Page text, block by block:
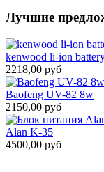
Лучшие
kenwood li-ion
2218,00 руб
Baofeng UV-82 8w
2150,00 руб
Alan K-35
4500,00 руб